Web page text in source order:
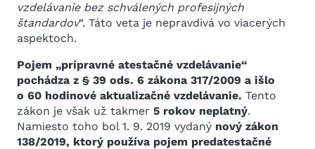
vzdelávanie bez schválených profesijných
štandardov“. Táto veta je nepravdivá vo viacerých
aspektoch.
Pojem „prípravné atestačné vzdelávanie“
pochádza z § 39 ods. 6 zákona 317/2009 a išlo
o 60 hodinové aktualizačné vzdelávanie. Tento
zákon je však už takmer 5 rokov neplatný.
Namiesto toho bol 1. 9. 2019 vydaný nový zákon
138/2019, ktorý používa pojem predatestačné